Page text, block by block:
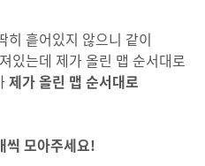
히 흩어있지 않으니 같이
있는데 제가 올린 맵 순서대로
제가 올린 맵 순서대로
씩 모아주세요!